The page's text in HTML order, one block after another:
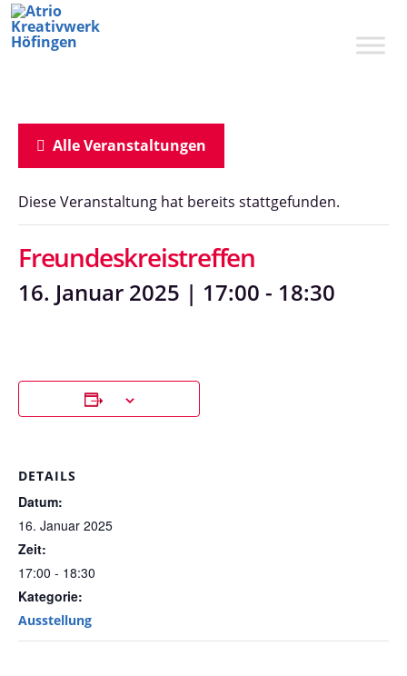
Zum
Alle Veranstaltungen
Diese Veranstaltung hat bereits stattgefunden.
Freundeskreistreffen
16. Januar 2025 | 17:00 - 18:30
DETAILS
Datum:
16. Januar 2025
Zeit:
17:00 - 18:30
Kategorie:
Ausstellung